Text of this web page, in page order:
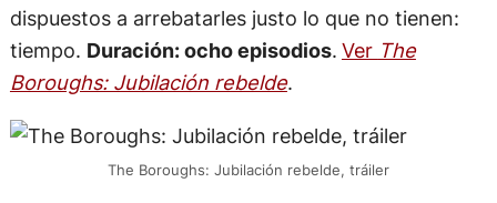
dispuestos a arrebatarles justo lo que no tienen:
tiempo. Duración: ocho episodios. Ver The
Boroughs: Jubilación rebelde.
The Boroughs: Jubilación rebelde, tráiler